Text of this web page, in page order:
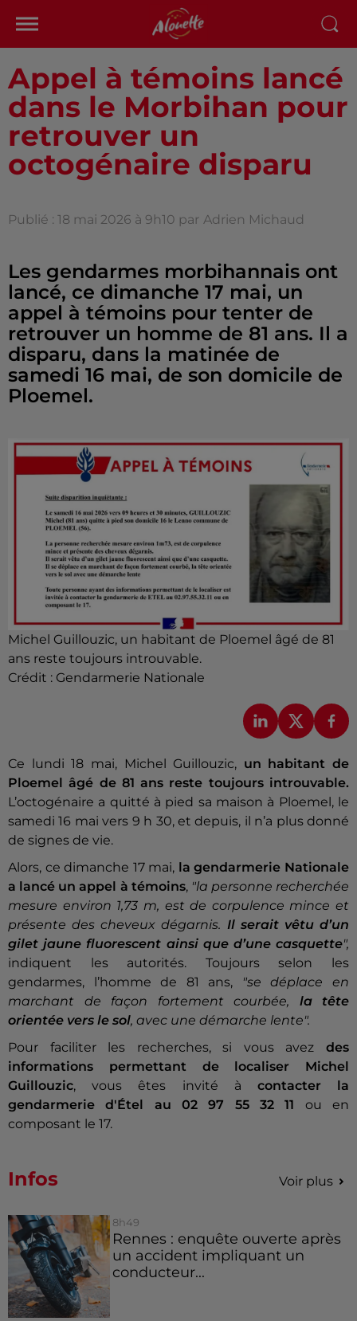
Appel à témoins lancé
dans le Morbihan pour
retrouver un
octogénaire disparu
Publié : 18 mai 2026 à 9h10 par Adrien Michaud
Les gendarmes morbihannais ont
lancé, ce dimanche 17 mai, un
appel à témoins pour tenter de
retrouver un homme de 81 ans. Il a
disparu, dans la matinée de
samedi 16 mai, de son domicile de
Ploemel.
Michel Guillouzic, un habitant de Ploemel âgé de 81
ans reste toujours introuvable.
Crédit : Gendarmerie Nationale
Ce lundi 18 mai, Michel Guillouzic, un habitant de
Ploemel âgé de 81 ans reste toujours introuvable.
L’octogénaire a quitté à pied sa maison à Ploemel, le
samedi 16 mai vers 9 h 30, et depuis, il n’a plus donné
de signes de vie.
Alors, ce dimanche 17 mai, la gendarmerie Nationale
a lancé un appel à témoins, "la personne recherchée
mesure environ 1,73 m, est de corpulence mince et
présente des cheveux dégarnis. Il serait vêtu d’un
gilet jaune fluorescent ainsi que d’une casquette",
indiquent les autorités. Toujours selon les
gendarmes, l’homme de 81 ans,
"se déplace en
marchant de façon fortement courbée, la tête
orientée vers le sol, avec une démarche lente".
Pour faciliter les recherches, si vous avez des
informations permettant de localiser Michel
Guillouzic, vous êtes invité à contacter la
gendarmerie d'Étel au 02 97 55 32 11 ou en
composant le 17.
Infos Voir plus
8h49
Rennes : enquête ouverte après
un accident impliquant un
conducteur...